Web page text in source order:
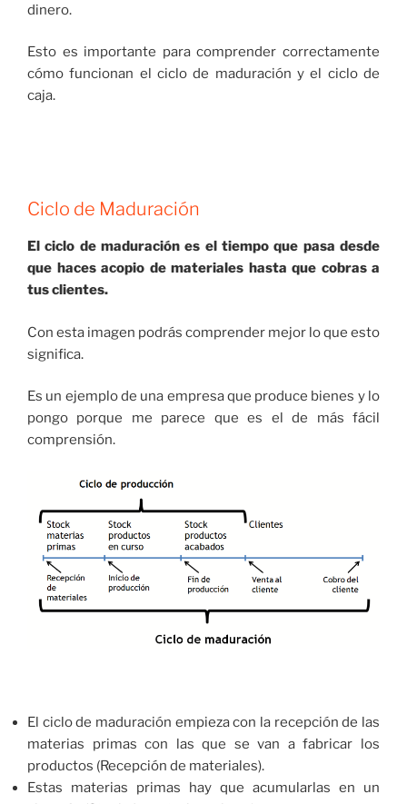
dinero.
Esto es importante para comprender correctamente
cómo funcionan el ciclo de maduración y el ciclo de
caja.
Ciclo de Maduración
El ciclo de maduración es el tiempo que pasa desde
que haces acopio de materiales hasta que cobras a
tus clientes.
Con esta imagen podrás comprender mejor lo que esto
significa.
Es un ejemplo de una empresa que produce bienes y lo
pongo porque me parece que es el de más fácil
comprensión.
El ciclo de maduración empieza con la recepción de las
materias primas con las que se van a fabricar los
productos (Recepción de materiales).
Estas materias primas hay que acumularlas en un